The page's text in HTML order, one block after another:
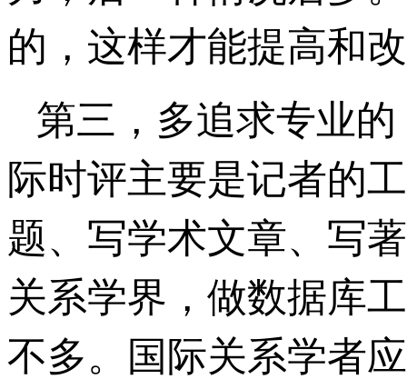
的，这样才能提高和
第三，多追求专业
际时评主要是记者的
题、写学术文章、写
关系学界，做数据库
不多。国际关系学者